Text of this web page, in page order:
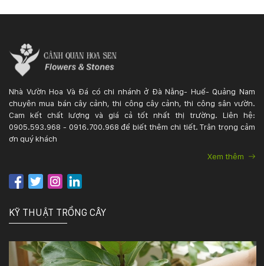
Nhà Vườn Hoa Và Đá có chi nhánh ở Đà Nẵng- Huế- Quảng Nam
chuyên mua bán cây cảnh, thi công cây cảnh, thi công sân vườn.
Cam kết chất lượng và giá cả tốt nhất thị trường. Liên hệ:
0905.593.968 - 0916.700.968 để biết thêm chi tiết. Trân trọng cảm
ơn quý khách
Xem thêm
KỸ THUẬT TRỒNG CÂY